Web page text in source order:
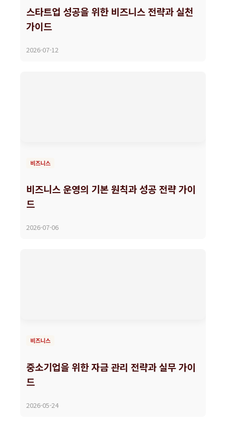
스타트업 성공을 위한 비즈니스 전략과 실천
가이드
2026-07-12
비즈니스
비즈니스 운영의 기본 원칙과 성공 전략 가이
드
2026-07-06
비즈니스
중소기업을 위한 자금 관리 전략과 실무 가이
드
2026-05-24